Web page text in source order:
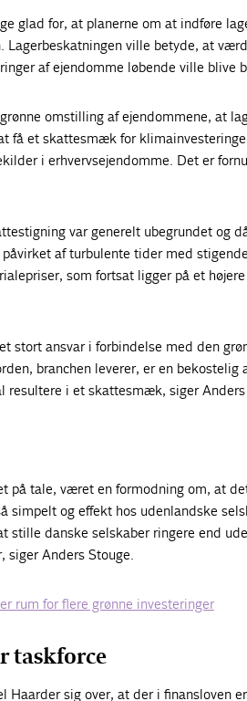
glad for, at planerne om at indføre
Lagerbeskatningen ville betyde, at
af ejendomme løbende ville blive
omstilling af ejendommene, at
få et skattesmæk for
i erhvervsejendomme. Det er
var generelt ubegrundet og
af turbulente tider med
som fortsat ligger på et
stort ansvar i forbindelse med den
branchen leverer, er en bekostelig
i et skattesmæk, siger Anders
på tale, været en formodning om, at
simpelt og effekt hos udenlandske
stille danske selskaber ringere end
siger Anders Stouge.
rum for flere grønne investeringer
taskforce
sig over, at der i finansloven